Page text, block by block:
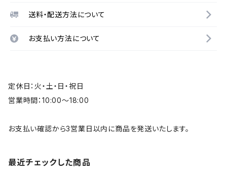
送料・配送方法について
お支払い方法について
定休日：火・土・日・祝日
営業時間：10:00～18:00
お支払い確認から3営業日以内に商品を発送いたします。
最近チェックした商品